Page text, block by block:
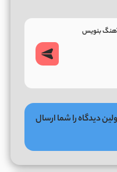
دیدگاه را شما ارسال